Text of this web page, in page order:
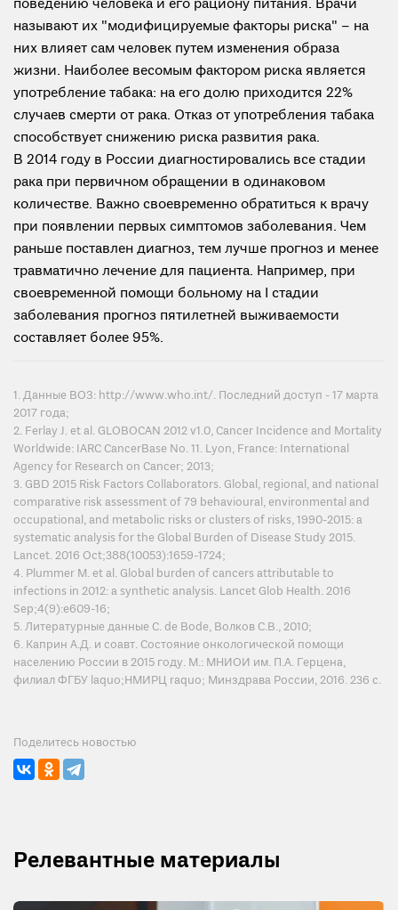
поведению человека и его рациону питания. Врачи
называют их "модифицируемые факторы риска" – на
них влияет сам человек путем изменения образа
жизни. Наиболее весомым фактором риска является
употребление табака: на его долю приходится 22%
случаев смерти от рака. Отказ от употребления табака
способствует снижению риска развития рака.
В 2014 году в России диагностировались все стадии
рака при первичном обращении в одинаковом
количестве. Важно своевременно обратиться к врачу
при появлении первых симптомов заболевания. Чем
раньше поставлен диагноз, тем лучше прогноз и менее
травматично лечение для пациента. Например, при
своевременной помощи больному на I стадии
заболевания прогноз пятилетней выживаемости
составляет более 95%.
1. Данные ВОЗ: http://www.who.int/. Последний доступ - 17 марта
2017 года;
2. Ferlay J. et al. GLOBOCAN 2012 v1.0, Cancer Incidence and Mortality
Worldwide: IARC CancerBase No. 11. Lyon, France: International
Agency for Research on Cancer; 2013;
3. GBD 2015 Risk Factors Collaborators. Global, regional, and national
comparative risk assessment of 79 behavioural, environmental and
occupational, and metabolic risks or clusters of risks, 1990-2015: a
systematic analysis for the Global Burden of Disease Study 2015.
Lancet. 2016 Oct;388(10053):1659-1724;
4. Plummer M. et al. Global burden of cancers attributable to
infections in 2012: a synthetic analysis. Lancet Glob Health. 2016
Sep;4(9):e609-16;
5. Литературные данные C. de Bode, Волков С.В., 2010;
6. Каприн А.Д. и соавт. Состояние онкологической помощи
населению России в 2015 году. М.: МНИОИ им. П.А. Герцена,
филиал ФГБУ laquo;НМИРЦ raquo; Минздрава России, 2016. 236 с.
Поделитесь новостью
Релевантные материалы